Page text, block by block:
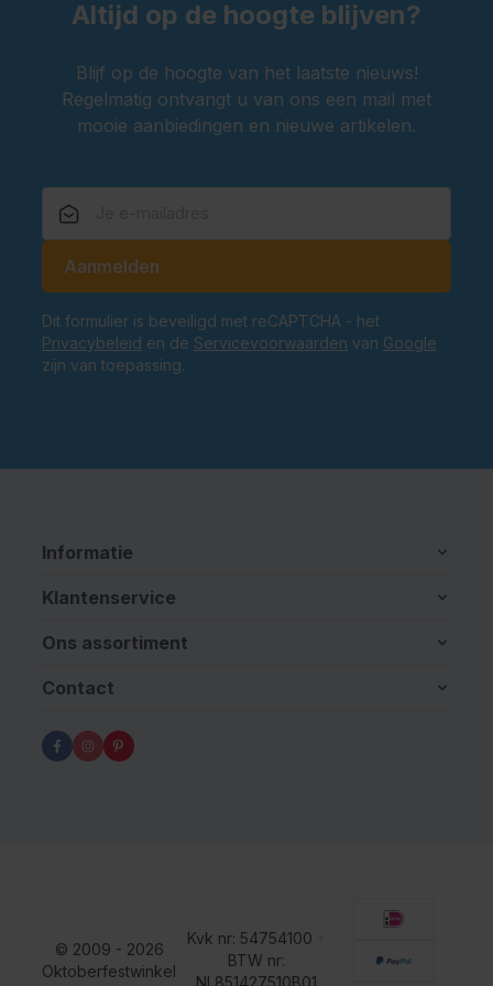
Een Tirolerhoedje voor een authentieke Oktoberfest-
Een Oktoberfesttasom je essentials bij de hand te
houden
Is de Dirndl Fay Rood geschikt voor andere
Ja, deze dirndl is niet alleen perfect voor Oktoberfest,
maar ook voor carnaval, themafeesten en après-ski
evenementen.
Bestel nu jouw Dirndl Fay Rood en maak je
Maak je outfit af en bestel nu jouw Dirndl Fay Rood.
Feest in stijl en geniet van de ultieme Beierse look.
Altijd op de hoogte blijven?
Blijf op de hoogte van het laatste nieuws!
Regelmatig ontvangt u van ons een mail met
mooie aanbiedingen en nieuwe artikelen.
Aanmelden
Dit formulier is beveiligd met reCAPTCHA - het
Privacybeleid en de Servicevoorwaarden van Google
zijn van toepassing.
Informatie
Klantenservice
Ons assortiment
Contact
© 2009 - 2026
Oktoberfestwinkel
Kvk nr: 54754100
BTW nr:
NL851427510B01